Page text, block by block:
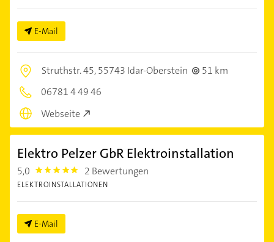
E-Mail
Struthstr. 45,55743 Idar-Oberstein
51 km
06781 4 49 46
Webseite
Elektro Pelzer GbR Elektroinstallation
5,0 5.0 2 Bewertungen
ELEKTROINSTALLATIONEN
E-Mail